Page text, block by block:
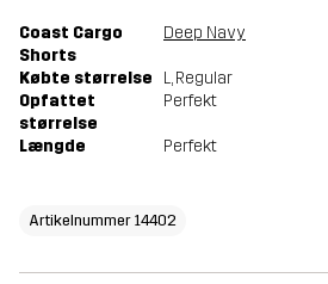
Coast Cargo
Shorts
Deep Navy
Købte størrelse L, Regular
Opfattet
størrelse
Perfekt
Længde Perfekt
Artikelnummer 14402